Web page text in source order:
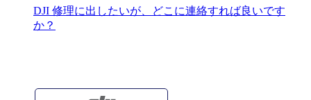
DJI 修理に出したいが、どこに連絡すれば良いです
か？